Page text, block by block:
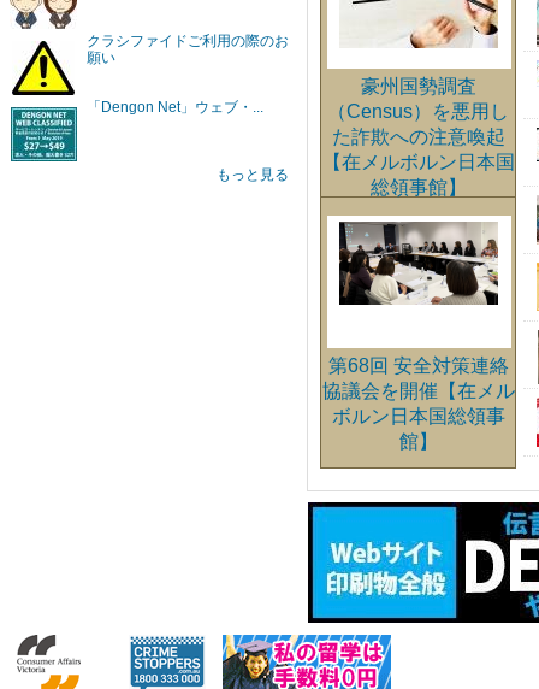
クラシファイドご利用の際のお
願い
「Dengon Net」ウェブ・...
もっと見る
豪州国勢調査
（Census）を悪用し
た詐欺への注意喚起
【在メルボルン日本国
総領事館】
第68回 安全対策連絡
協議会を開催【在メル
ボルン日本国総領事
館】